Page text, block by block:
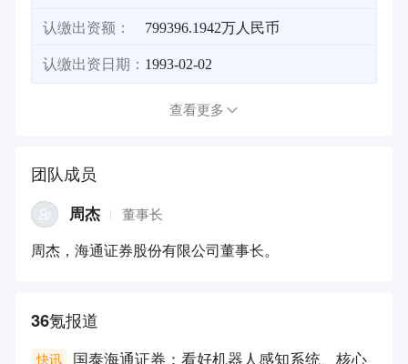
认缴出资额： 799396.1942万人民币
认缴出资日期： 1993-02-02
查看更多
团队成员
周杰 董事长
周杰，海通证券股份有限公司董事长。
36氪报道
国泰海通证券：看好机器人感知系统、核心
快讯